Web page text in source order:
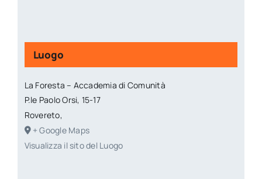
Luogo
La Foresta – Accademia di Comunità
P.le Paolo Orsi, 15-17
Rovereto,
+ Google Maps
Visualizza il sito del Luogo